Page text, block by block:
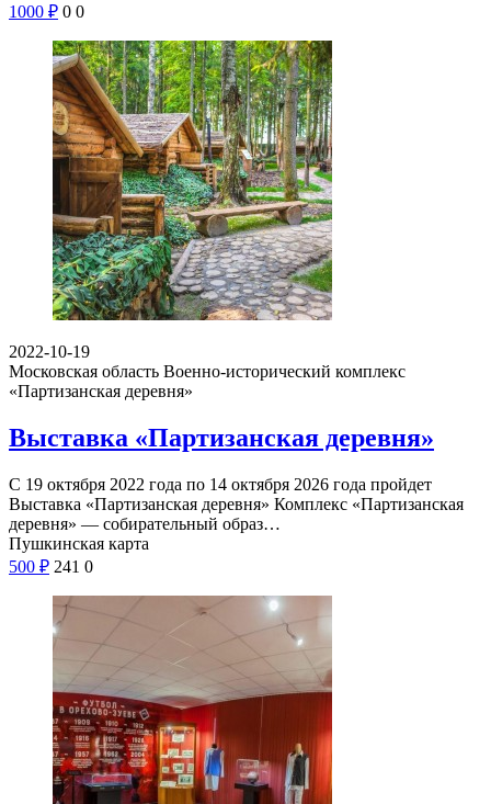
1000 ₽ 0 0
2022-10-19
Московская область Военно-исторический комплекс
«Партизанская деревня»
Выставка «Партизанская деревня»
С 19 октября 2022 года по 14 октября 2026 года пройдет
Выставка «Партизанская деревня» Комплекс «Партизанская
деревня» — собирательный образ…
Пушкинская карта
500 ₽ 241 0